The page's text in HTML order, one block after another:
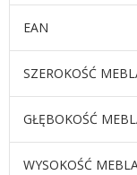
EAN
SZEROKOŚĆ
GŁĘBOKOŚĆ
WYSOKOŚĆ